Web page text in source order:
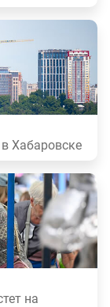
Хабаровске
на